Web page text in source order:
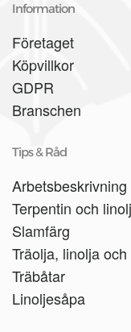
Information
Företaget
Köpvillkor
GDPR
Branschen
Tips & Råd
Terpentin och
Slamfärg
Träolja, linolja
Träbåtar
Linoljesåpa